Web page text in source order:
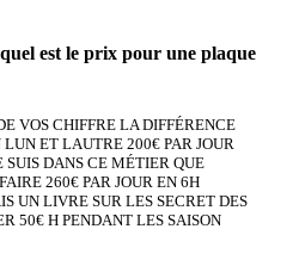
est le prix pour une plaque
VOS CHIFFRE LA DIFFÉRENCE
ET LAUTRE 200€ PAR JOUR
SUIS DANS CE MÉTIER QUE
260€ PAR JOUR EN 6H
UN LIVRE SUR LES SECRET DES
50€ H PENDANT LES SAISON